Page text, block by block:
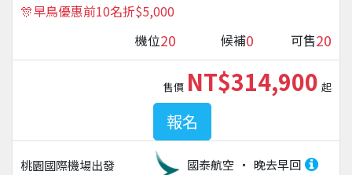
🎊早鳥優惠前10名折$5,000
機位20 候補0 可售20
桃園國際機場出發 國泰航空 晚去早回
售價 NT$314,900 起
報名